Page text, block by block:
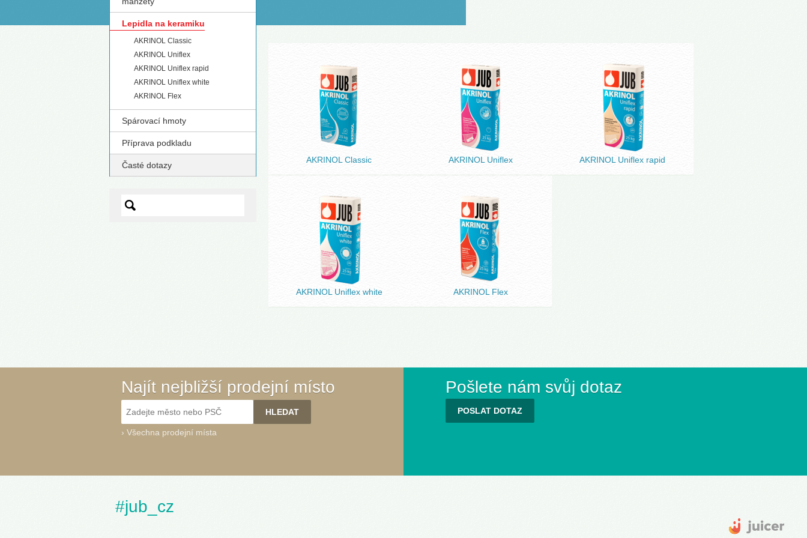
Lepidla na keramiku
AKRINOL Classic
AKRINOL Uniflex
AKRINOL Uniflex rapid
AKRINOL Uniflex white
AKRINOL Flex
Spárovací hmoty
Příprava podkladu
Časté dotazy
AKRINOL Classic AKRINOL Uniflex AKRINOL Uniflex rapid
AKRINOL Uniflex white AKRINOL Flex
Najít nejbližší prodejní místo
› Všechna prodejní místa
Pošlete nám svůj dotaz
POSLAT DOTAZ
#jub_cz